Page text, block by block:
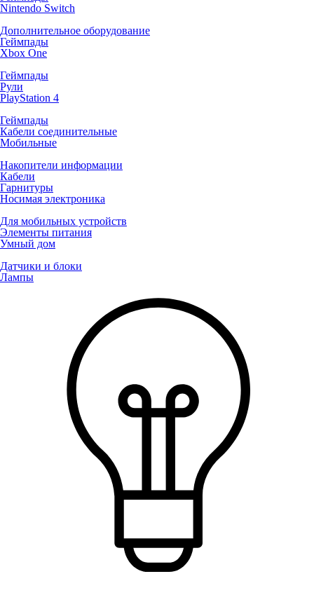
Nintendo Switch
Дополнительное оборудование
Геймпады
Xbox One
Геймпады
Рули
PlayStation 4
Геймпады
Кабели соединительные
Мобильные
Накопители информации
Кабели
Гарнитуры
Носимая электроника
Для мобильных устройств
Элементы питания
Умный дом
Датчики и блоки
Лампы